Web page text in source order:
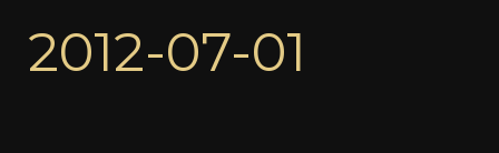
2012-07-01